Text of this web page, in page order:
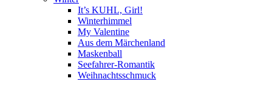
It’s KUHL, Girl!
Winterhimmel
My Valentine
Aus dem Märchenland
Maskenball
Seefahrer-Romantik
Weihnachtsschmuck